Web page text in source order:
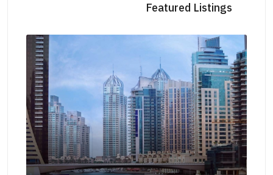
Featured Listings